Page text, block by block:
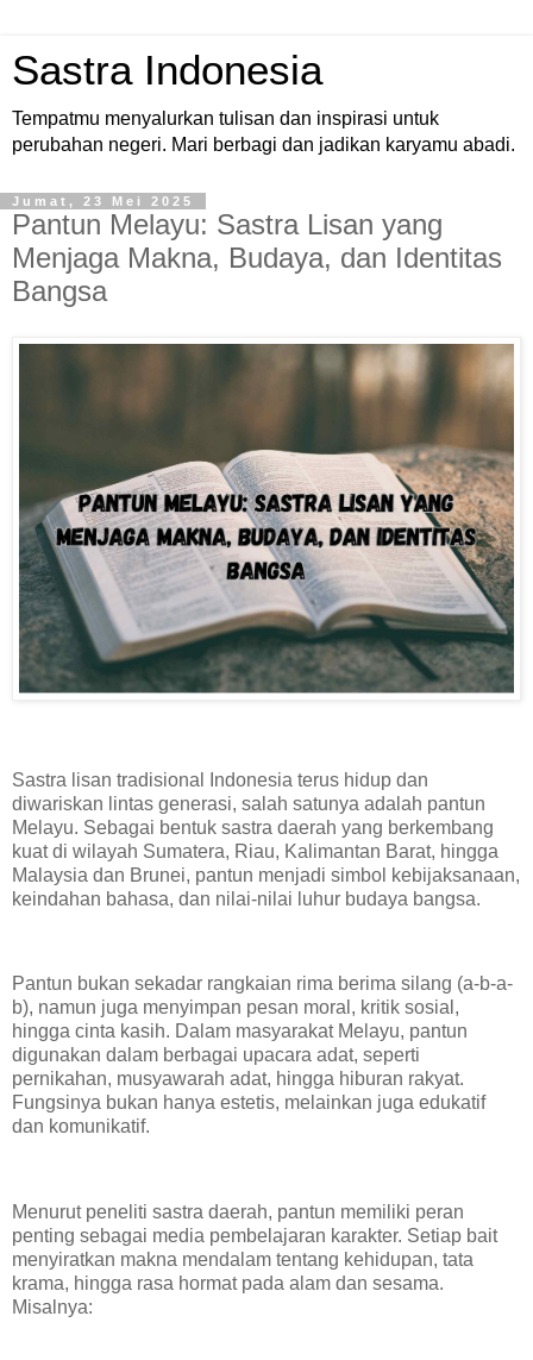
Sastra Indonesia
Tempatmu menyalurkan tulisan dan inspirasi untuk
perubahan negeri. Mari berbagi dan jadikan karyamu abadi.
Jumat, 23 Mei 2025
Pantun Melayu: Sastra Lisan yang
Menjaga Makna, Budaya, dan Identitas
Bangsa
Sastra lisan tradisional Indonesia terus hidup dan
diwariskan lintas generasi, salah satunya adalah pantun
Melayu. Sebagai bentuk sastra daerah yang berkembang
kuat di wilayah Sumatera, Riau, Kalimantan Barat, hingga
Malaysia dan Brunei, pantun menjadi simbol kebijaksanaan,
keindahan bahasa, dan nilai-nilai luhur budaya bangsa.
Pantun bukan sekadar rangkaian rima berima silang (a-b-a-
b), namun juga menyimpan pesan moral, kritik sosial,
hingga cinta kasih. Dalam masyarakat Melayu, pantun
digunakan dalam berbagai upacara adat, seperti
pernikahan, musyawarah adat, hingga hiburan rakyat.
Fungsinya bukan hanya estetis, melainkan juga edukatif
dan komunikatif.
Menurut peneliti sastra daerah, pantun memiliki peran
penting sebagai media pembelajaran karakter. Setiap bait
menyiratkan makna mendalam tentang kehidupan, tata
krama, hingga rasa hormat pada alam dan sesama.
Misalnya: